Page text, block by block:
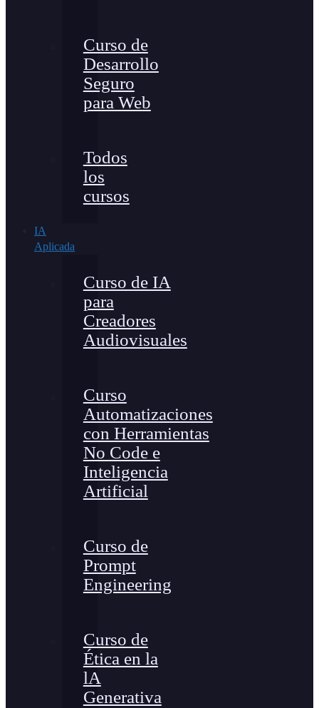
Curso de
Desarrollo
Seguro
para Web
Todos
los
cursos
IA
Aplicada
Curso de IA
para
Creadores
Audiovisuales
Curso
Automatizaciones
con Herramientas
No Code e
Inteligencia
Artificial
Curso de
Prompt
Engineering
Curso de
Ética en la
lA
Generativa